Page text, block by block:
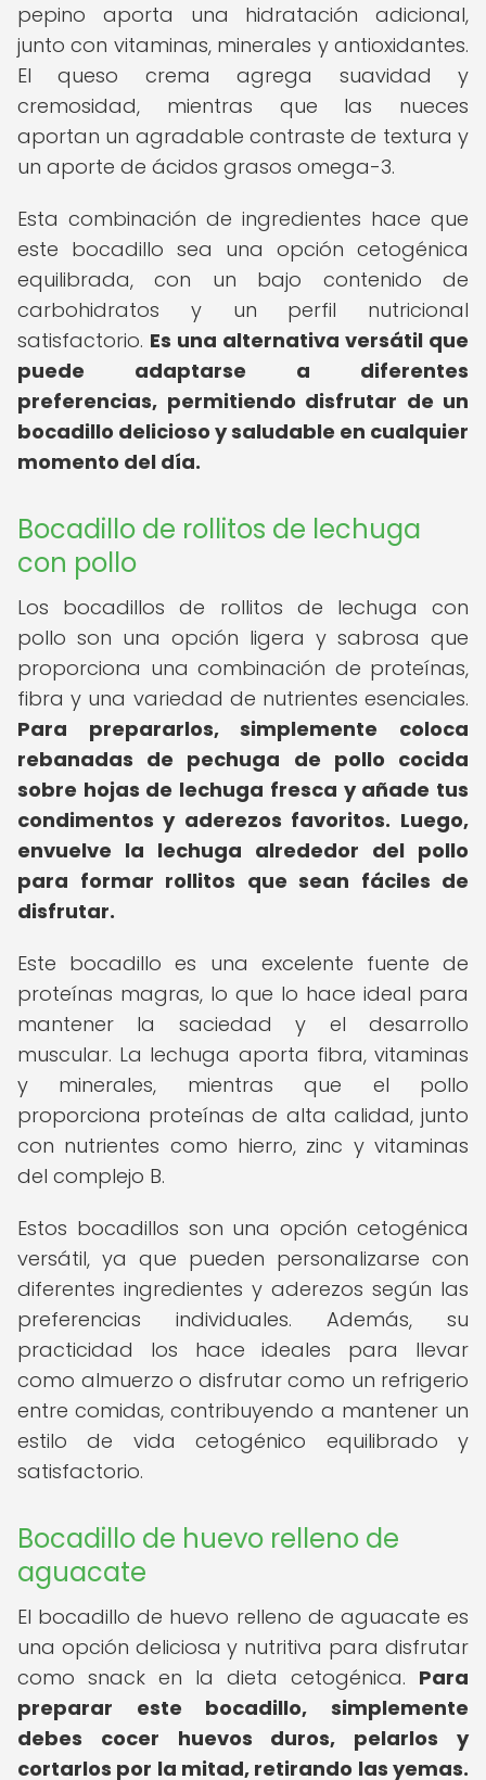
pepino aporta una hidratación adicional,
junto con vitaminas, minerales y antioxidantes.
El queso crema agrega suavidad y
cremosidad, mientras que las nueces
aportan un agradable contraste de textura y
un aporte de ácidos grasos omega-3.
Esta combinación de ingredientes hace que
este bocadillo sea una opción cetogénica
equilibrada, con un bajo contenido de
carbohidratos y un perfil nutricional
satisfactorio. Es una alternativa versátil que
puede adaptarse a diferentes
preferencias, permitiendo disfrutar de un
bocadillo delicioso y saludable en cualquier
momento del día.
Bocadillo de rollitos de lechuga
con pollo
Los bocadillos de rollitos de lechuga con
pollo son una opción ligera y sabrosa que
proporciona una combinación de proteínas,
fibra y una variedad de nutrientes esenciales.
Para prepararlos, simplemente coloca
rebanadas de pechuga de pollo cocida
sobre hojas de lechuga fresca y añade tus
condimentos y aderezos favoritos. Luego,
envuelve la lechuga alrededor del pollo
para formar rollitos que sean fáciles de
disfrutar.
Este bocadillo es una excelente fuente de
proteínas magras, lo que lo hace ideal para
mantener la saciedad y el desarrollo
muscular. La lechuga aporta fibra, vitaminas
y minerales, mientras que el pollo
proporciona proteínas de alta calidad, junto
con nutrientes como hierro, zinc y vitaminas
del complejo B.
Estos bocadillos son una opción cetogénica
versátil, ya que pueden personalizarse con
diferentes ingredientes y aderezos según las
preferencias individuales. Además, su
practicidad los hace ideales para llevar
como almuerzo o disfrutar como un refrigerio
entre comidas, contribuyendo a mantener un
estilo de vida cetogénico equilibrado y
satisfactorio.
Bocadillo de huevo relleno de
aguacate
El bocadillo de huevo relleno de aguacate es
una opción deliciosa y nutritiva para disfrutar
como snack en la dieta cetogénica. Para
preparar este bocadillo, simplemente
debes cocer huevos duros, pelarlos y
cortarlos por la mitad, retirando las yemas.